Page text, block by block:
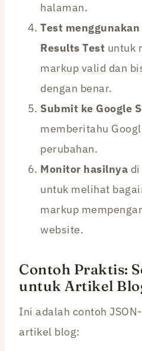
halaman.
Test menggunakan
Results Test untuk
markup valid dan
dengan benar.
Submit ke Google
memberitahu
perubahan.
Monitor hasilnya
untuk melihat
markup
website.
Contoh Praktis:
untuk Artikel
Ini adalah contoh
artikel blog: